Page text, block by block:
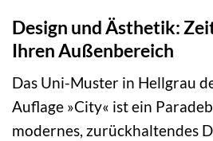
Design und Ästhetik:
Ihren Außenbereich
Das Uni-Muster in Hellgrau
Auflage »City« ist ein
modernes, zurückhaltendes